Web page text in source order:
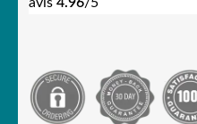
avis 4.96/5